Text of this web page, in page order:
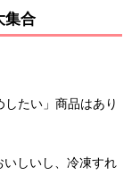
集合
たい」商品はあり
いしいし、冷凍すれ